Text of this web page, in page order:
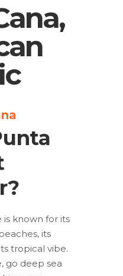
is known for its
its
tropical vibe.
go deep sea